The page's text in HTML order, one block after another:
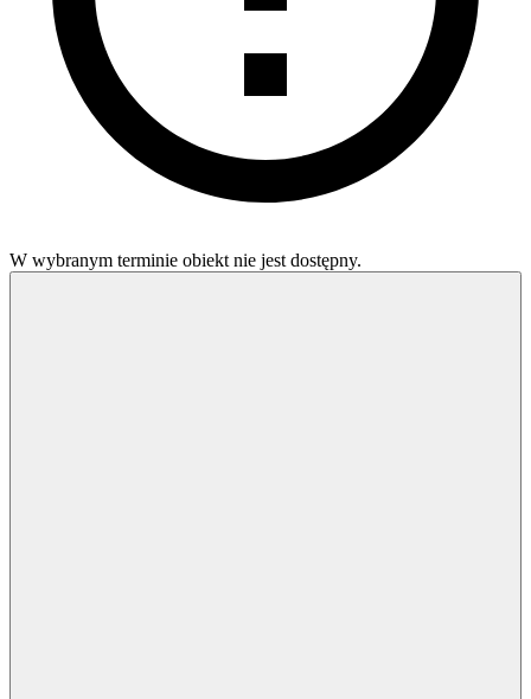
W wybranym terminie obiekt nie jest dostępny.